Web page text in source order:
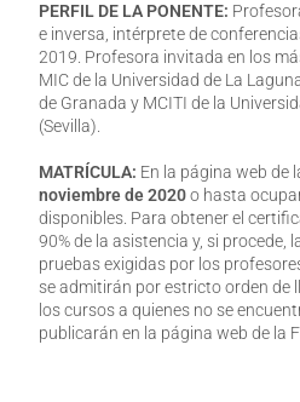
PERFIL DE LA PONENTE:
e inversa, intérprete de
2019. Profesora invitada en los
MIC de la Universidad de La
de Granada y MCITI de la
(Sevilla).
MATRÍCULA: En la página web de
noviembre de 2020o hasta
disponibles. Para obtener el
90% de la asistencia y, si procede,
pruebas exigidas por los
se admitirán por estricto orden de
los cursos a quienes no se
publicarán en la página web de la